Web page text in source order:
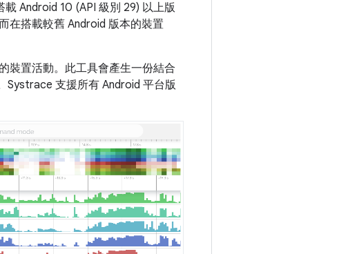
Android 10 (API 級別 29) 以上版
在搭載較舊 Android 版本的裝置
裝置活動。此工具會產生一份結合
Systrace 支援所有 Android 平台版